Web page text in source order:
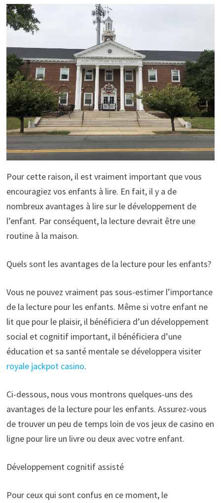
Pour cette raison, il est vraiment important que vous
encouragiez vos enfants à lire. En fait, il y a de
nombreux avantages à lire sur le développement de
l’enfant. Par conséquent, la lecture devrait être une
routine à la maison.
Quels sont les avantages de la lecture pour les enfants?
Vous ne pouvez vraiment pas sous-estimer l’importance
de la lecture pour les enfants. Même si votre enfant ne
lit que pour le plaisir, il bénéficiera d’un développement
social et cognitif important, il bénéficiera d’une
éducation et sa santé mentale se développera visiter
royale jackpot casino.
Ci-dessous, nous vous montrons quelques-uns des
avantages de la lecture pour les enfants. Assurez-vous
de trouver un peu de temps loin de vos jeux de casino en
ligne pour lire un livre ou deux avec votre enfant.
Développement cognitif assisté
Pour ceux qui sont confus en ce moment, le